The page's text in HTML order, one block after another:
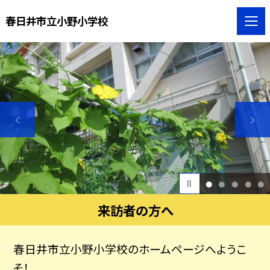
春日井市立小野小学校
1 2 3 4 5
来訪者の方へ
春日井市立小野小学校のホームページへようこ